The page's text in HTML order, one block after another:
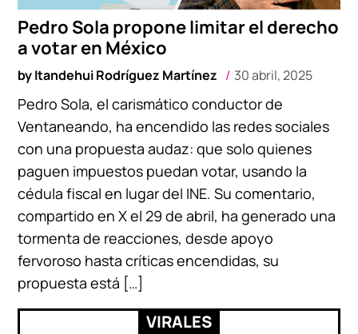
Pedro Sola propone limitar el derecho
a votar en México
byItandehui Rodríguez Martínez 30 abril, 2025
Pedro Sola, el carismático conductor de
Ventaneando, ha encendido las redes sociales
con una propuesta audaz: que solo quienes
paguen impuestos puedan votar, usando la
cédula fiscal en lugar del INE. Su comentario,
compartido en X el 29 de abril, ha generado una
tormenta de reacciones, desde apoyo
fervoroso hasta críticas encendidas, su
propuesta está […]
VIRALES